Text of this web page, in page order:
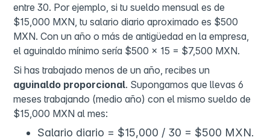
entre 30. Por ejemplo, si tu sueldo mensual es de
$15,000 MXN, tu salario diario aproximado es $500
MXN. Con un año o más de antigüedad en la empresa,
el aguinaldo mínimo sería $500 × 15 = $7,500 MXN.
Si has trabajado menos de un año, recibes un
aguinaldo proporcional. Supongamos que llevas 6
meses trabajando (medio año) con el mismo sueldo de
$15,000 MXN al mes:
Salario diario = $15,000 / 30 = $500 MXN.